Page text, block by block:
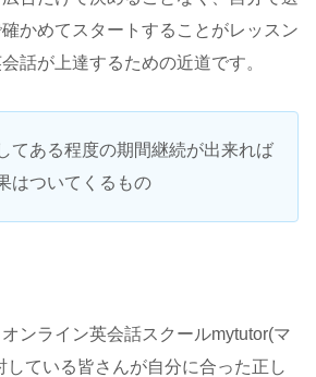
かめてスタートすることがレッスン
話が上達するための近道です。
てある程度の期間継続が出来れば
はついてくるもの
ンライン英会話スクールmytutor(マ
している皆さんが自分に合った正し